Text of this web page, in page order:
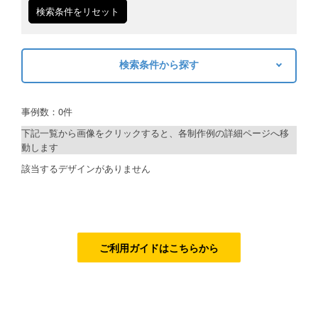
ご利用料金
ご利用の流れ
キャンセルについて
FAQ（よくあるご質問）
検索条件をリセット
検索条件から探す
制作プランで探す
シルバーコース
事例数：0件
下記一覧から画像をクリックすると、各制作例の詳細ページへ移
動します
該当するデザインがありません
ご利用ガイドはこちらから